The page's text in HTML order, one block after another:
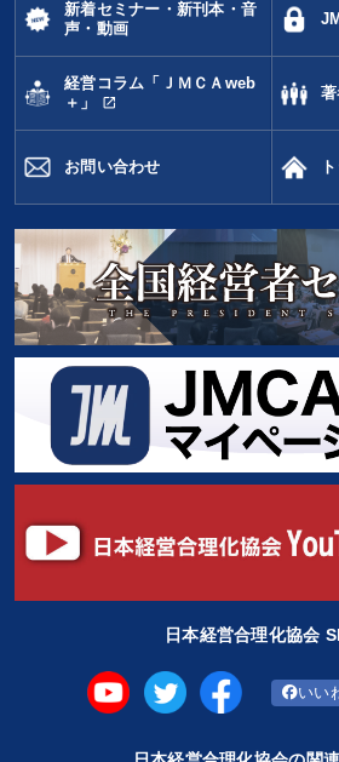
新着セミナー・新刊本・音
声・動画
経営コラム「ＪＭＣＡweb
＋」
open_in_new
お問い合わせ
日本経営合理化協会
いい